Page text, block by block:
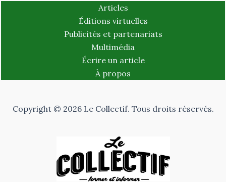
Articles
Éditions virtuelles
Publicités et partenariats
Multimédia
Écrire un article
À propos
Copyright © 2026 Le Collectif. Tous droits réservés.